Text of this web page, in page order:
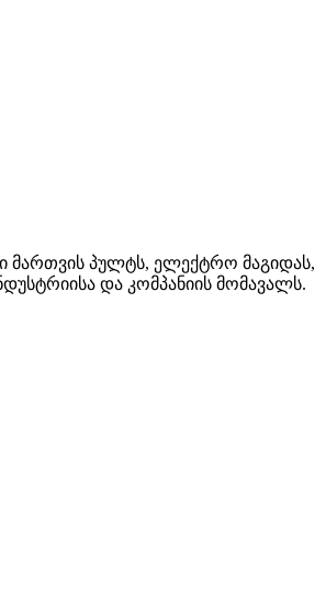
მართვის პულტს, ელექტრო მაგიდას,
და კომპანიის მომავალს.